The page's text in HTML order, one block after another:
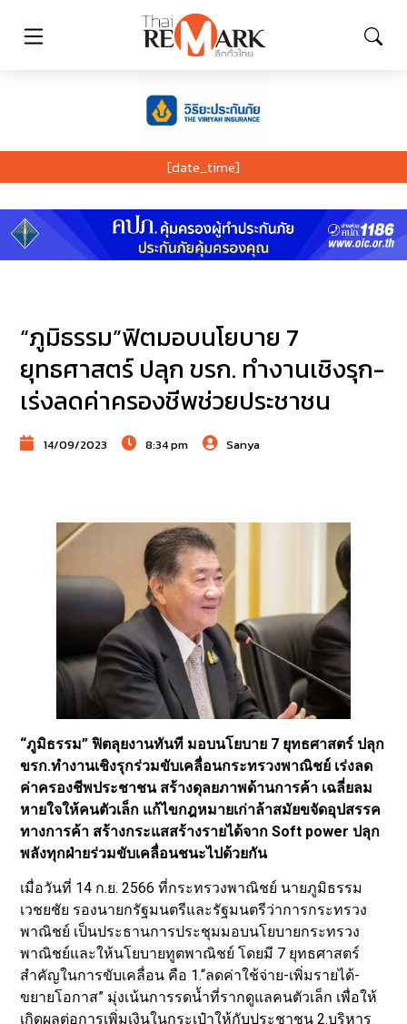
[date_time]
“ภูมิธรรม”ฟิตมอบนโยบาย 7
ยุทธศาสตร์ ปลุก ขรก. ทำงานเชิงรุก-
เร่งลดค่าครองชีพช่วยประชาชน
14/09/2023 8:34 pm Sanya
“ภูมิธรรม” ฟิตลุยงานทันที มอบนโยบาย 7 ยุทธศาสตร์ ปลุก
ขรก.ทำงานเชิงรุกร่วมขับเคลื่อนกระทรวงพาณิชย์ เร่งลด
ค่าครองชีพประชาชน สร้างดุลยภาพด้านการค้า เฉลี่ยลม
หายใจให้คนตัวเล็ก แก้ไขกฎหมายเก่าล้าสมัยขจัดอุปสรรค
ทางการค้า สร้างกระแสสร้างรายได้จาก Soft power ปลุก
พลังทุกฝ่ายร่วมขับเคลื่อนชนะไปด้วยกัน
เมื่อวันที่ 14 ก.ย. 2566 ที่กระทรวงพาณิชย์ นายภูมิธรรม
เวชยชัย รองนายกรัฐมนตรีและรัฐมนตรีว่าการกระทรวง
พาณิชย์ เป็นประธานการประชุมมอบนโยบายกระทรวง
พาณิชย์และให้นโยบายทูตพาณิชย์ โดยมี 7 ยุทธศาสตร์
สำคัญในการขับเคลื่อน คือ 1.“ลดค่าใช้จ่าย-เพิ่มรายได้-
ขยายโอกาส” มุ่งเน้นการรดน้ำที่รากดูแลคนตัวเล็ก เพื่อให้
เกิดผลต่อการเพิ่มเงินในกระเป๋าให้กับประชาชน 2.บริหาร